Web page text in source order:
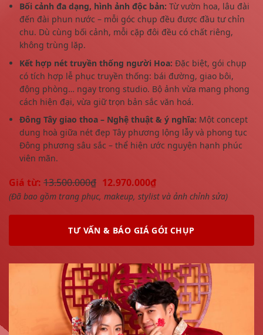
Bối cảnh đa dạng, hình ảnh độc bản:Từ vườn hoa, lâu đài
đến đài phun nước – mỗi góc chụp đều được đầu tư chỉn
chu. Dù cùng bối cảnh, mỗi cặp đôi đều có chất riêng,
không trùng lặp.
Kết hợp nét truyền thống người Hoa:Đặc biệt, gói chụp
có tích hợp lễ phục truyền thống: bái đường, giao bôi,
động phòng… ngay trong studio. Bộ ảnh vừa mang phong
cách hiện đại, vừa giữ trọn bản sắc văn hoá.
Đông Tây giao thoa – Nghệ thuật & ý nghĩa: Một concept
dung hoà giữa nét đẹp Tây phương lộng lẫy và phong tục
Đông phương sâu sắc – thể hiện ước nguyện hạnh phúc
viên mãn.
Giá từ: 13.500.000₫ 12.970.000₫
(Đã bao gồm trang phục, makeup, stylist và ảnh chỉnh sửa)
TƯ VẤN & BÁO GIÁ GÓI CHỤP